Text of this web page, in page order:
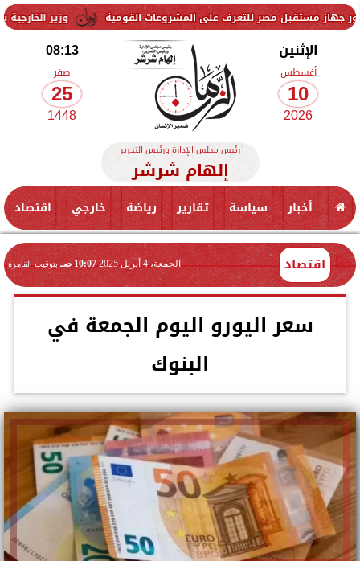
وزير الخارجية يبحث هاتفياً مصر للتعرف على المشروعات القومية
الإثنين
أغسطس
10
2026
08:13
صفر
25
1448
رئيس مجلس الإدارة ورئيس التحرير
إلهام شرشر
أخبار سياسة تقارير رياضة خارجي اقتصاد
اقتصاد الجمعة، 4 أبريل 2025 10:07 صـ بتوقيت القاهرة
سعر اليورو اليوم الجمعة في
البنوك